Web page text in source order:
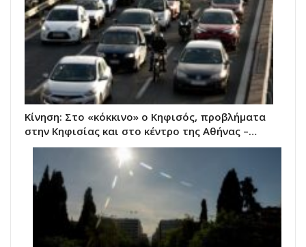
Κίνηση: Στο «κόκκινο» ο Κηφισός, προβλήματα
στην Κηφισίας και στο κέντρο της Αθήνας –…